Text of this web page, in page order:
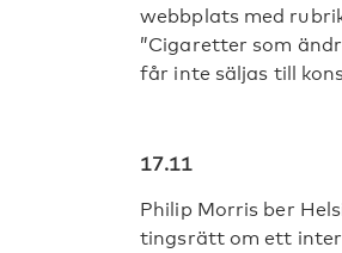
webbplats med
”Cigaretter som
får inte säljas till
17.11
Philip Morris ber
tingsrätt om ett